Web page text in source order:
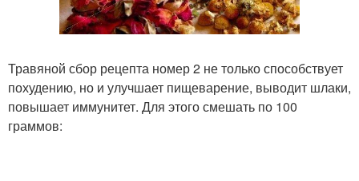
Травяной сбор рецепта номер 2 не только способствует
похудению, но и улучшает пищеварение, выводит шлаки,
повышает иммунитет. Для этого смешать по 100
граммов: